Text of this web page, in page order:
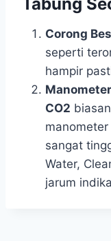
Corong
seperti
hampir
CO2
sangat
Water,
jarum